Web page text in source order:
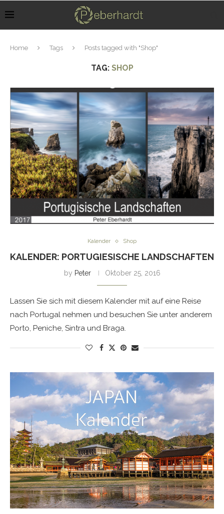
Home Tags Posts tagged with "Shop"
TAG: SHOP
Kalender Shop
KALENDER: PORTUGIESISCHE LANDSCHAFTEN
by Peter Oktober 25, 2016
Lassen Sie sich mit diesem Kalender mit auf eine Reise
nach Portugal nehmen und besuchen Sie unter anderem
Porto, Peniche, Sintra und Braga.